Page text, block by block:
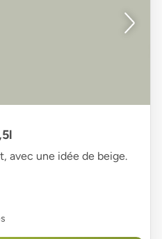
avec une idée de beige.